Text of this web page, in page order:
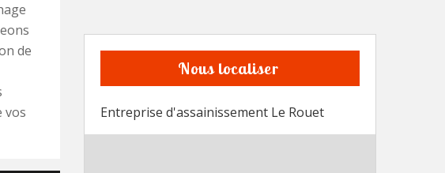
de
vos
Nous localiser
Entreprise d'assainissement Le Rouet